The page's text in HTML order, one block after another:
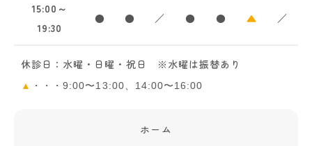
15:00～
19:30
● ● ／ ● ● ▲ ／
休診日：水曜・日曜・祝日 ※水曜は振替あり
▲ ・・・9:00〜13:00、14:00〜16:00
ホーム